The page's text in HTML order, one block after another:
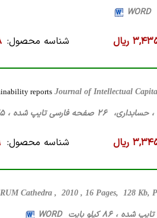
ریال شناسه محصول:
reports Journal of Intellectual
، حسابداری، 26 صفحه فارسی تایپ شده ، 125 کیلو بایت WORD
ریال شناسه محصول:
Cathedra , 2010 , 16 Pages, 128 Kb,